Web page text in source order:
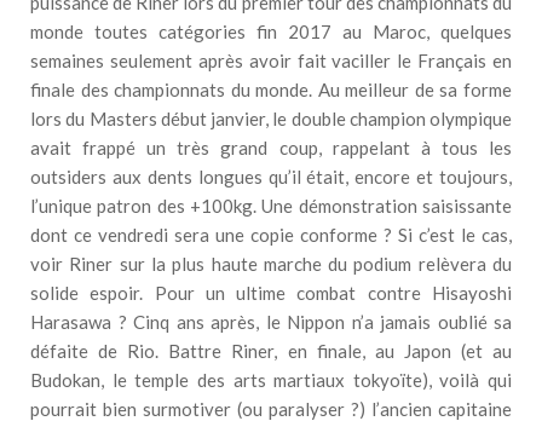
monde toutes catégories fin 2017 au Maroc, quelques
semaines seulement après avoir fait vaciller le Français en
finale des championnats du monde. Au meilleur de sa forme
lors du Masters début janvier, le double champion olympique
avait frappé un très grand coup, rappelant à tous les
outsiders aux dents longues qu’il était, encore et toujours,
l’unique patron des +100kg. Une démonstration saisissante
dont ce vendredi sera une copie conforme ? Si c’est le cas,
voir Riner sur la plus haute marche du podium relèvera du
solide espoir. Pour un ultime combat contre Hisayoshi
Harasawa ? Cinq ans après, le Nippon n’a jamais oublié sa
défaite de Rio. Battre Riner, en finale, au Japon (et au
Budokan, le temple des arts martiaux tokyoïte), voilà qui
pourrait bien surmotiver (ou paralyser ?) l’ancien capitaine